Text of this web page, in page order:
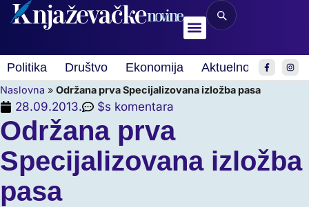
Politika Društvo Ekonomija Aktuelnosti Sport
Naslovna » Održana prva Specijalizovana izložba pasa
28.09.2013. $s komentara
Održana prva
Specijalizovana izložba
pasa